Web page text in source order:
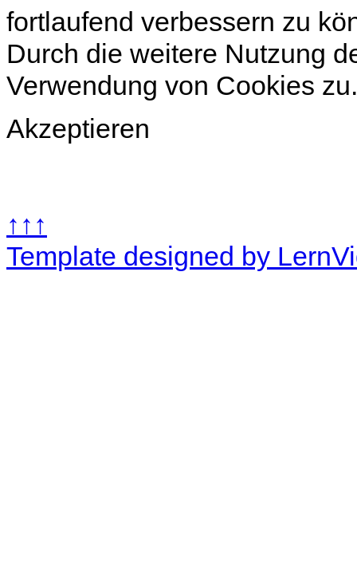
fortlaufend verbessern zu
Durch die weitere Nutzung
Verwendung von Cookies
Akzeptieren
↑↑↑
Template designed by